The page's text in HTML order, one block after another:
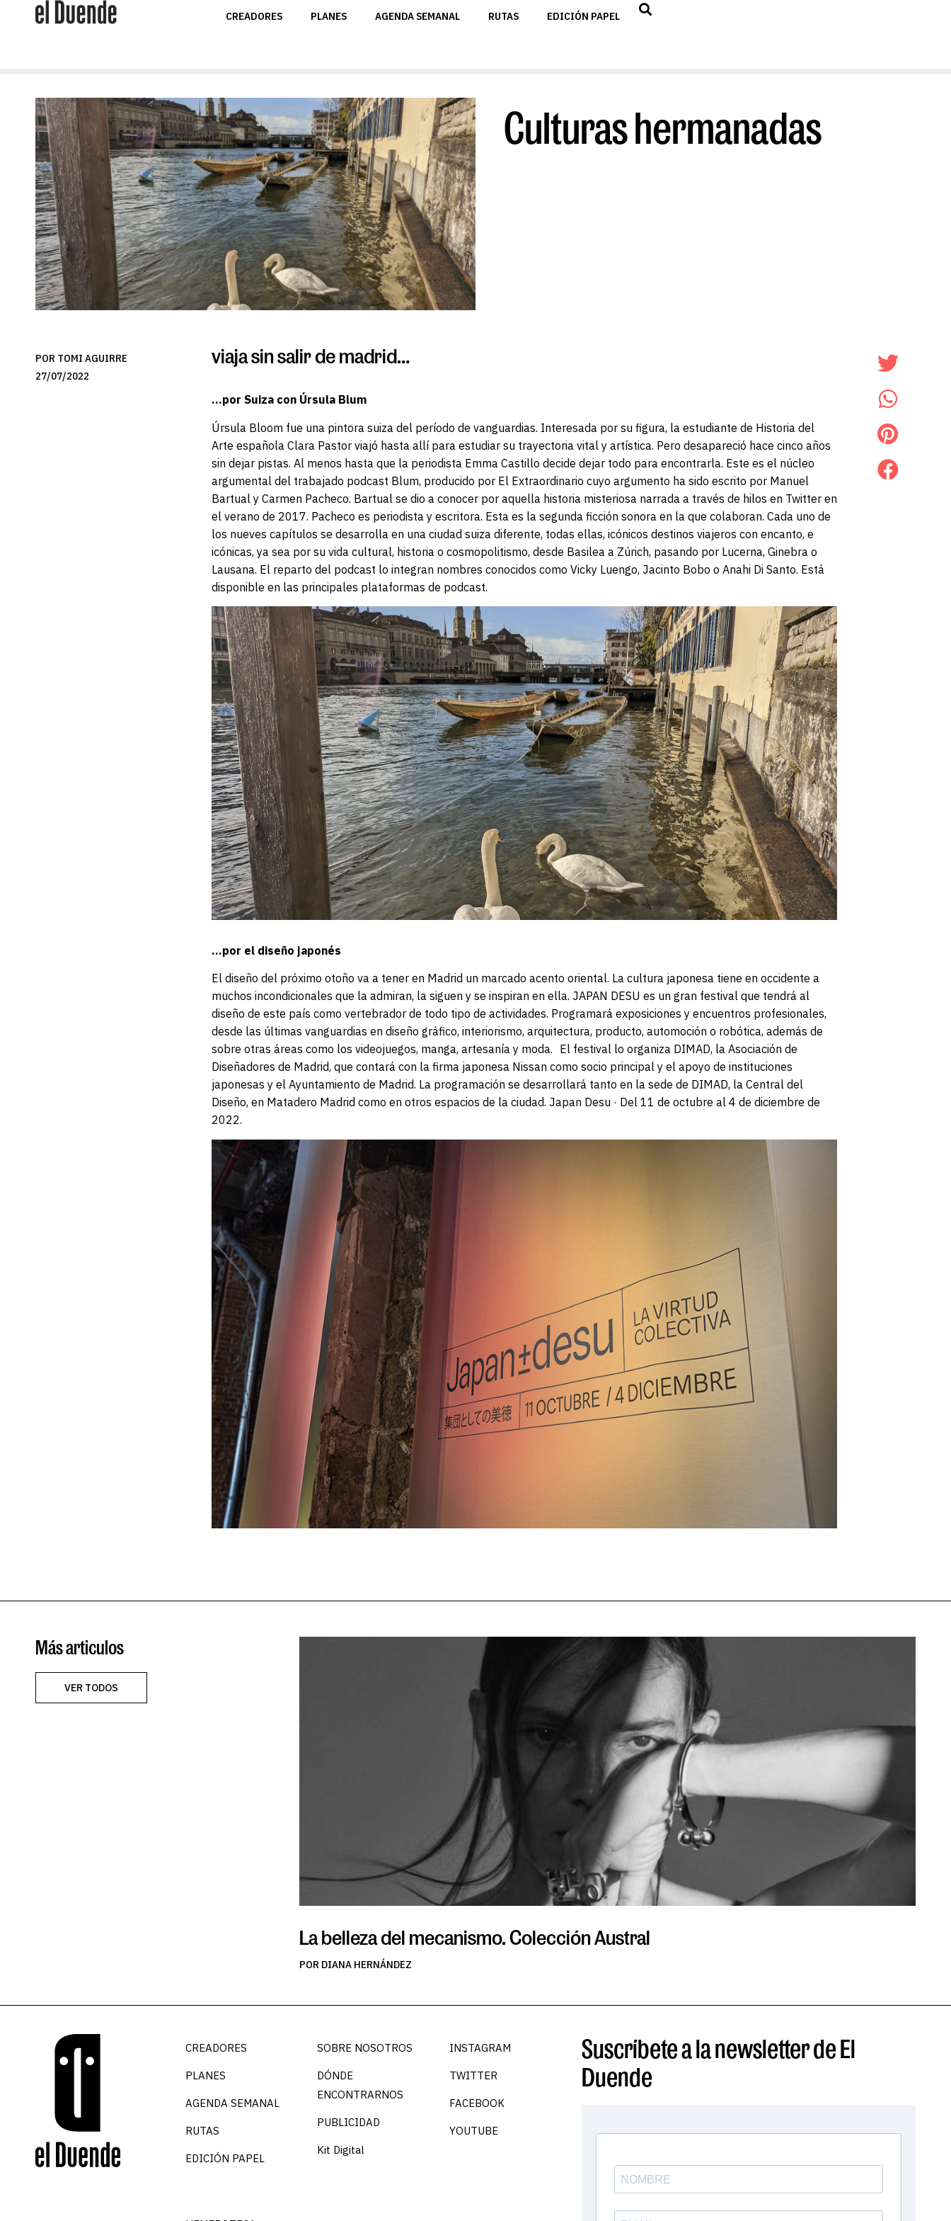
CREADORES PLANES AGENDA SEMANAL RUTAS EDICIÓN PAPEL
Culturas hermanadas
POR TOMI AGUIRRE
27/07/2022
viaja sin salir de madrid…
…por Suiza con Úrsula Blum
Úrsula Bloom fue una pintora suiza del período de vanguardias. Interesada por su figura, la estudiante de Historia del
Arte española Clara Pastor viajó hasta allí para estudiar su trayectoria vital y artística. Pero desapareció hace cinco años
sin dejar pistas. Al menos hasta que la periodista Emma Castillo decide dejar todo para encontrarla. Este es el núcleo
argumental del trabajado podcast Blum, producido por El Extraordinario cuyo argumento ha sido escrito por Manuel
Bartual y Carmen Pacheco. Bartual se dio a conocer por aquella historia misteriosa narrada a través de hilos en Twitter en
el verano de 2017. Pacheco es periodista y escritora. Esta es la segunda ficción sonora en la que colaboran. Cada uno de
los nueves capítulos se desarrolla en una ciudad suiza diferente, todas ellas, icónicos destinos viajeros con encanto, e
icónicas, ya sea por su vida cultural, historia o cosmopolitismo, desde Basilea a Zúrich, pasando por Lucerna, Ginebra o
Lausana. El reparto del podcast lo integran nombres conocidos como Vicky Luengo, Jacinto Bobo o Anahi Di Santo. Está
disponible en las principales plataformas de podcast.
…por el diseño japonés
El diseño del próximo otoño va a tener en Madrid un marcado acento oriental. La cultura japonesa tiene en occidente a
muchos incondicionales que la admiran, la siguen y se inspiran en ella. JAPAN DESU es un gran festival que tendrá al
diseño de este país como vertebrador de todo tipo de actividades. Programará exposiciones y encuentros profesionales,
desde las últimas vanguardias en diseño gráfico, interiorismo, arquitectura, producto, automoción o robótica, además de
sobre otras áreas como los videojuegos, manga, artesanía y moda. El festival lo organiza DIMAD, la Asociación de
Diseñadores de Madrid, que contará con la firma japonesa Nissan como socio principal y el apoyo de instituciones
japonesas y el Ayuntamiento de Madrid. La programación se desarrollará tanto en la sede de DIMAD, la Central del
Diseño, en Matadero Madrid como en otros espacios de la ciudad. Japan Desu · Del 11 de octubre al 4 de diciembre de
2022.
Más articulos
VER TODOS
La belleza del mecanismo. Colección Austral
POR DIANA HERNÁNDEZ
CREADORES
PLANES
AGENDA SEMANAL
RUTAS
EDICIÓN PAPEL
SOBRE NOSOTROS
DÓNDE
ENCONTRARNOS
PUBLICIDAD
Kit Digital
INSTAGRAM
TWITTER
FACEBOOK
YOUTUBE
Suscríbete a la newsletter de El
Duende